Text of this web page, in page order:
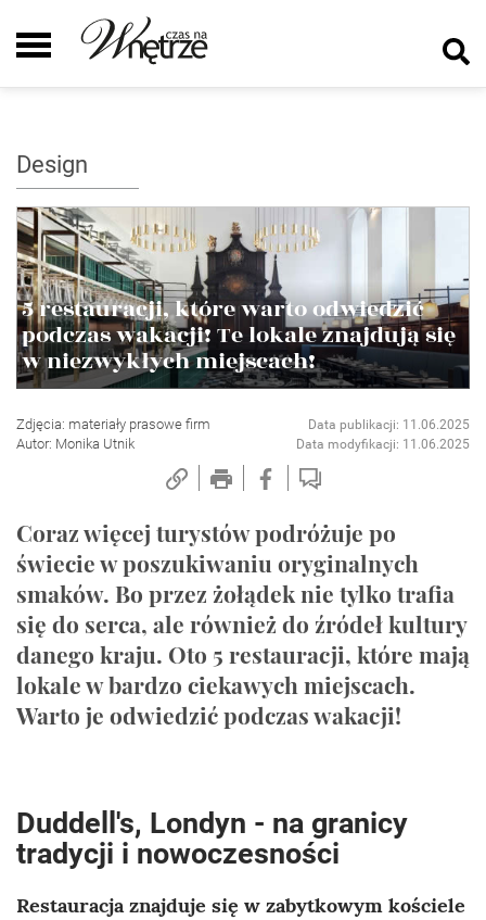
Design
5 restauracji, które warto odwiedzić
podczas wakacji! Te lokale znajdują się
w niezwykłych miejscach!
Zdjęcia: materiały prasowe firm
Autor: Monika Utnik
Data publikacji: 11.06.2025
Data modyfikacji: 11.06.2025
Coraz więcej turystów podróżuje po
świecie w poszukiwaniu oryginalnych
smaków. Bo przez żołądek nie tylko trafia
się do serca, ale również do źródeł kultury
danego kraju. Oto 5 restauracji, które mają
lokale w bardzo ciekawych miejscach.
Warto je odwiedzić podczas wakacji!
Duddell's, Londyn - na granicy
tradycji i nowoczesności
Restauracja znajduje się w zabytkowym kościele